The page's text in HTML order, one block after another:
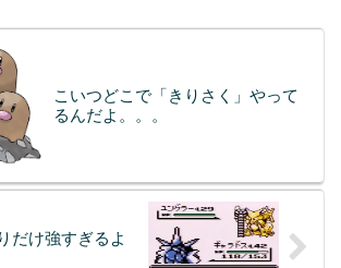
こいつどこで「きりさく」やって
るんだよ。。。
だけ強すぎるよ